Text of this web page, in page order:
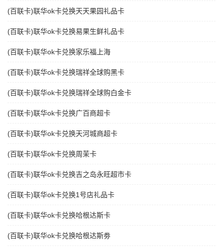
(百联卡)联华ok卡兑换天天果园礼品卡
(百联卡)联华ok卡兑换易果生鲜礼品卡
(百联卡)联华ok卡兑换家乐福上海
(百联卡)联华ok卡兑换瑞祥全球购黑卡
(百联卡)联华ok卡兑换瑞祥全球购白金卡
(百联卡)联华ok卡兑换广百商超卡
(百联卡)联华ok卡兑换天河城商超卡
(百联卡)联华ok卡兑换周茉卡
(百联卡)联华ok卡兑换吉之岛永旺超市卡
(百联卡)联华ok卡兑换1号店礼品卡
(百联卡)联华ok卡兑换哈根达斯卡
(百联卡)联华ok卡兑换哈根达斯劵